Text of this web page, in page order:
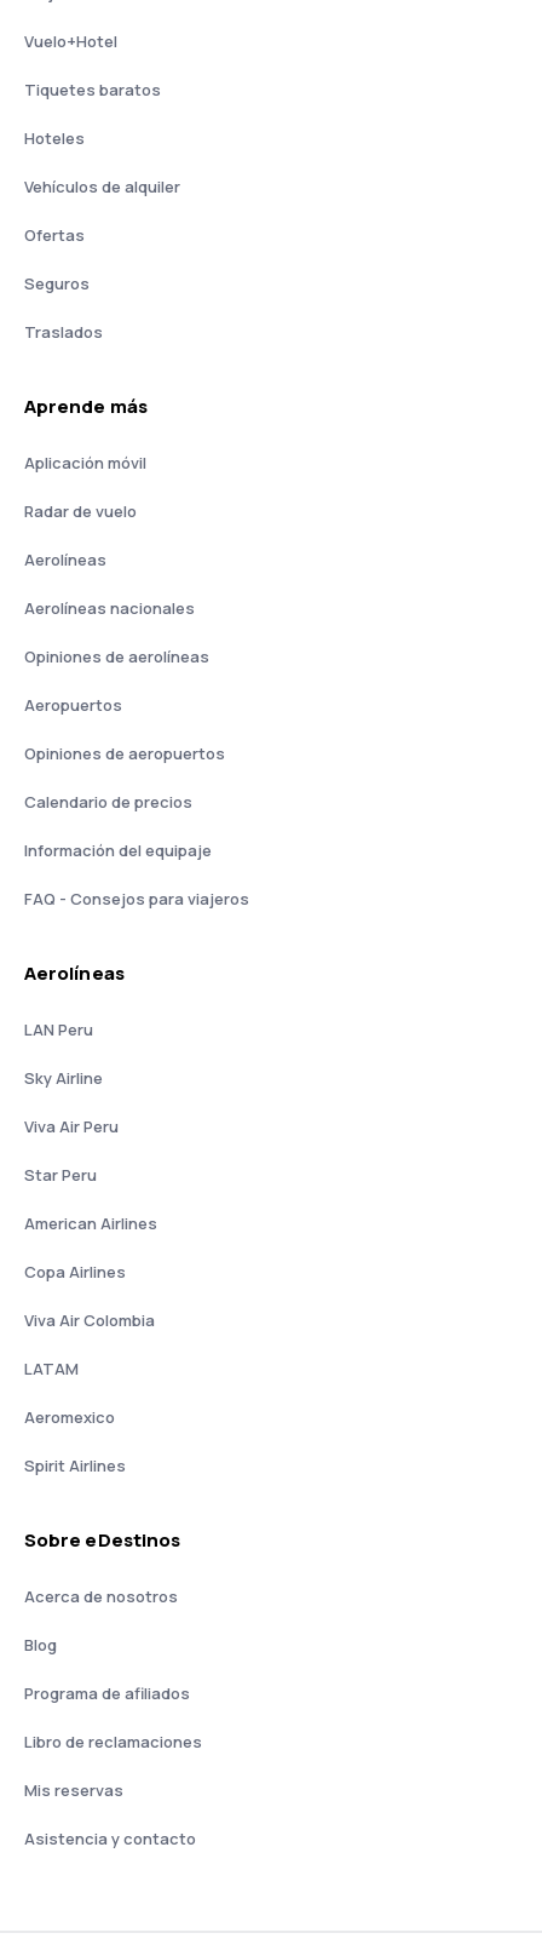
Vuelo+Hotel
Tiquetes baratos
Hoteles
Vehículos de alquiler
Ofertas
Seguros
Traslados
Aprende más
Aplicación móvil
Radar de vuelo
Aerolíneas
Aerolíneas nacionales
Opiniones de aerolíneas
Aeropuertos
Opiniones de aeropuertos
Calendario de precios
Información del equipaje
FAQ - Consejos para viajeros
Aerolíneas
LAN Peru
Sky Airline
Viva Air Peru
Star Peru
American Airlines
Copa Airlines
Viva Air Colombia
LATAM
Aeromexico
Spirit Airlines
Sobre eDestinos
Acerca de nosotros
Blog
Programa de afiliados
Libro de reclamaciones
Mis reservas
Asistencia y contacto